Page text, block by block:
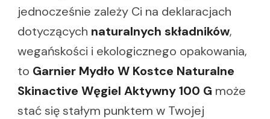
jednocześnie zależy Ci na deklaracjach
dotyczących naturalnych składników,
wegańskości i ekologicznego opakowania,
to Garnier Mydło W Kostce Naturalne
Skinactive Węgiel Aktywny 100 G może
stać się stałym punktem w Twojej